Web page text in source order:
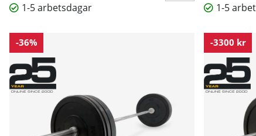
1-5 arbetsdagar
1-5
-36% -3300 kr